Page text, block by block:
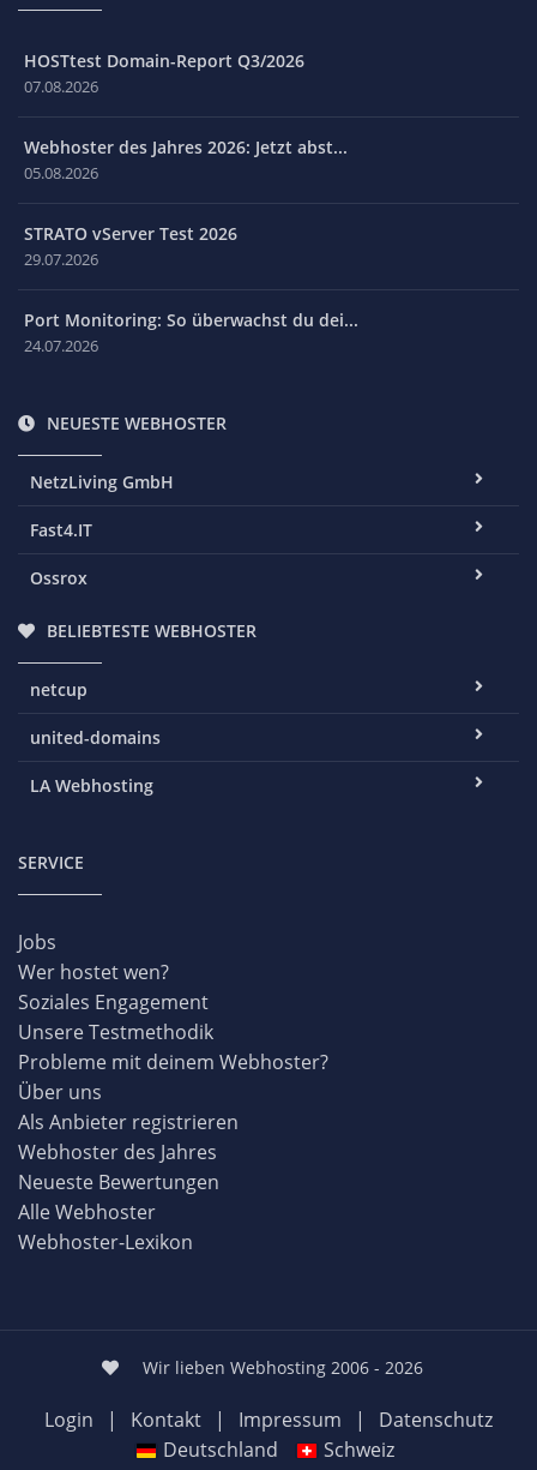
HOSTtest Domain-Report Q3/2026
07.08.2026
Webhoster des Jahres 2026: Jetzt abst...
05.08.2026
STRATO vServer Test 2026
29.07.2026
Port Monitoring: So überwachst du dei...
24.07.2026
NEUESTE WEBHOSTER
NetzLiving GmbH
Fast4.IT
Ossrox
BELIEBTESTE WEBHOSTER
netcup
united-domains
LA Webhosting
SERVICE
Jobs
Wer hostet wen?
Soziales Engagement
Unsere Testmethodik
Probleme mit deinem Webhoster?
Über uns
Als Anbieter registrieren
Webhoster des Jahres
Neueste Bewertungen
Alle Webhoster
Webhoster-Lexikon
Wir lieben Webhosting 2006 - 2026
Login | Kontakt | Impressum |
Datenschutz
Deutschland
Schweiz